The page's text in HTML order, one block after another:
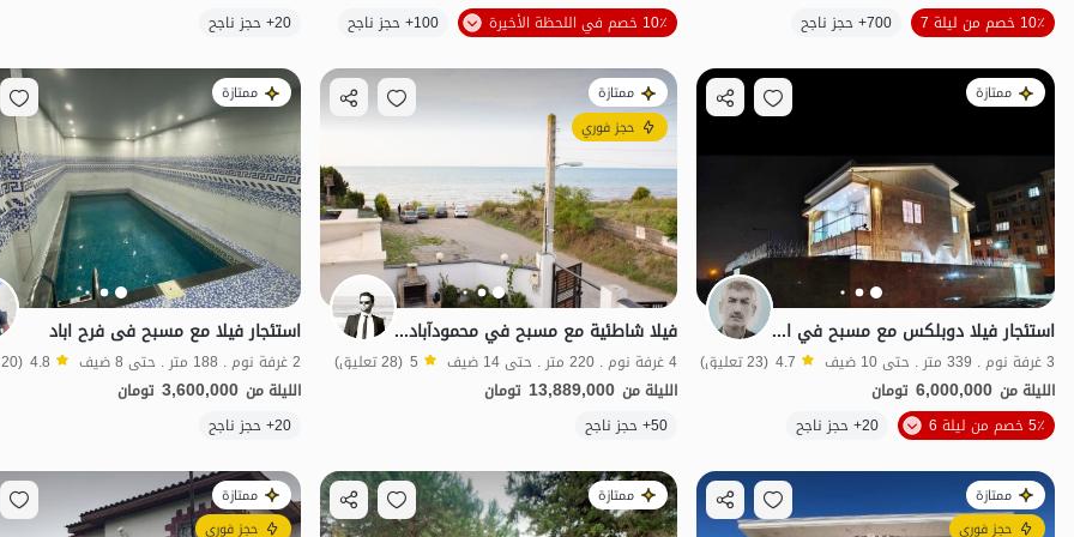
10٪ خصم من ليلة 7
700+ حجز ناجح منظر جميل مطهر الموقع على الخريطة
10٪ خصم في اللحظة الأخيرة
100+ حجز ناجح شفة الماء
20+ حجز ناجح
ممتازة
استئجار فيلا دوبلكس مع مسبح في انزلي - غازيان
3 غرفة نوم . 339 متر . حتى 10 ضيف 4.7 (23 تعليق)
الليلة من 6,000,000 تومان
5٪ خصم من ليلة 6
20+ حجز ناجح الموقع على الخريطة
ممتازة
حجز فوري
فيلا شاطئية مع مسبح في محمودآباد - 4 غرف نوم
4 غرفة نوم . 220 متر . حتى 14 ضيف 5 (28 تعليق)
الليلة من 13,889,000 تومان
50+ حجز ناجح
شفة الماء
ممتازة
استئجار فیلا مع مسبح فی فرح اباد
2 غرفة نوم . 188 متر . حتى 8 ضيف 4.8 (20 تعليق)
الليلة من 3,600,000 تومان
20+ حجز ناجح
ممتازة
حجز فوري
ممتازة
ممتازة
حجز فوري